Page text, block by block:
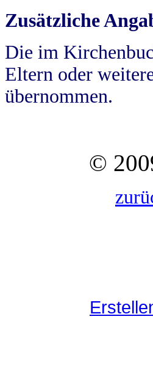
Zusätzliche
Die im
Eltern oder
übernommen.
©